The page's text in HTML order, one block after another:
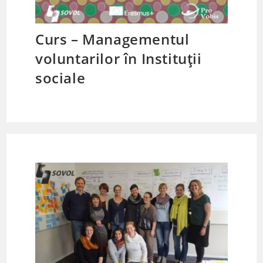
Curs – Managementul
voluntarilor în Instituții
sociale